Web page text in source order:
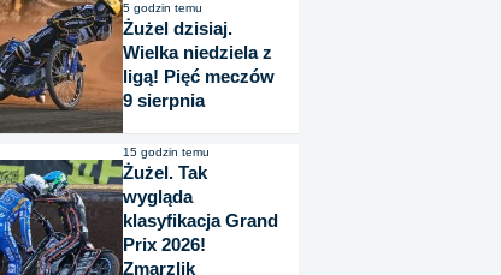
5 godzin temu
Żużel dzisiaj.
Wielka niedziela z
ligą! Pięć meczów
9 sierpnia
15 godzin temu
Żużel. Tak
wygląda
klasyfikacja Grand
Prix 2026!
Zmarzlik